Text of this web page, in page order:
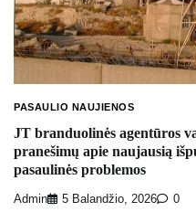
PASAULIO NAUJIENOS
JT branduolinės agentūros
pranešimų apie naujausią
pasaulinės problemos
Admin 5 Balandžio, 2026 0